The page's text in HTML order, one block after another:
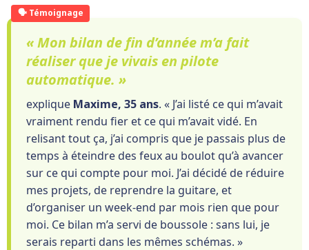
« Mon bilan de fin d’année m’a fait
réaliser que je vivais en pilote
automatique. »
explique Maxime, 35 ans. « J’ai listé ce qui m’avait
vraiment rendu fier et ce qui m’avait vidé. En
relisant tout ça, j’ai compris que je passais plus de
temps à éteindre des feux au boulot qu’à avancer
sur ce qui compte pour moi. J’ai décidé de réduire
mes projets, de reprendre la guitare, et
d’organiser un week-end par mois rien que pour
moi. Ce bilan m’a servi de boussole : sans lui, je
serais reparti dans les mêmes schémas. »